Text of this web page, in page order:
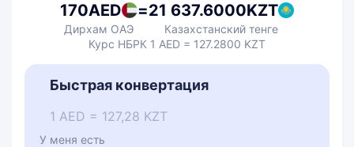
170AED
Дирхам ОАЭ
=21 637.6000KZT
Казахстанский тенге
Курс НБРК 1 AED = 127.2800 KZT
Быстрая конвертация
1 AED = 127,28 KZT
У меня есть